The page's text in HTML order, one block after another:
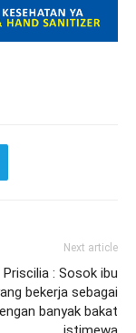
Next article
: Sosok ibu
bekerja sebagai
banyak bakat